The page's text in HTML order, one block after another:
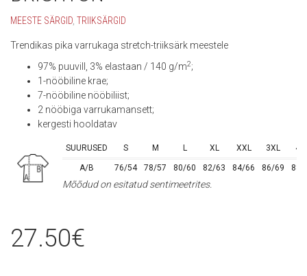
MEESTE SÄRGID, TRIIKSÄRGID
Trendikas pika varrukaga stretch-triiksärk meestele
97% puuvill, 3% elastaan / 140 g/m2;
1-nööbiline krae;
7-nööbiline nööbiliist;
2 nööbiga varrukamansett;
kergesti hooldatav
SUURUSED S M L XL XXL 3XL
A/B 76/54 78/57 80/60 82/63 84/66 86/69 88/
Mõõdud on esitatud sentimeetrites.
27.50€